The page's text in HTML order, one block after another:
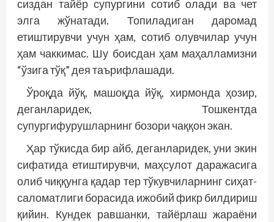
сиздан тайёр супургини сотиб олади ва чет
элга жўнатади. Топиладиган даромад
етиштирувчи учун ҳам, сотиб олувчилар учун
ҳам чаккимас. Шу боисдан ҳам маҳалламизни
“ўзига тўқ” дея таърифлашади.
Ўроқда йўқ, машоқда йўқ, хирмонда ҳозир,
деганларидек, Тошкентда
супургифурушларнинг бозори чаққон экан.
Ҳар тўкисда бир айб, деганларидек, уни экин
сифатида етиштирувчи, маҳсулот даражасига
олиб чиққунга қадар тер тўкувчиларнинг сиҳат-
саломатлиги борасида ижобий фикр билдириш
қийин. Кундек равшанки, тайёрлаш жараёни